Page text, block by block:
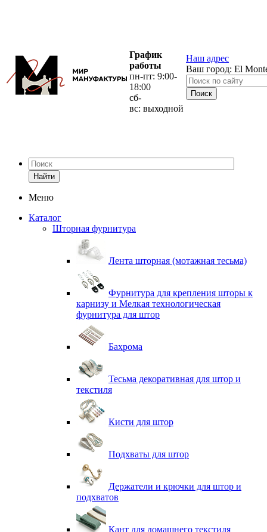
График
работы
пн-пт: 9:00-
18:00
сб-
вс: выходной
Наш адрес
Ваш город: El
Найти
Меню
Каталог
Шторная фурнитура
Лента шторная (мотажная тесьма)
Фурнитура для крепления шторы к
карнизу и Мелкая технологическая
фурнитура для штор
Бахрома
Тесьма декоративная для штор и
текстиля
Кисти для штор
Подхваты для штор
Держатели и крючки для штор и
подхватов
Кант для домашнего текстиля